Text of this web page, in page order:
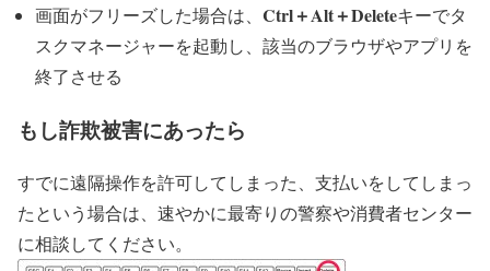
画面がフリーズした場合は、 Ctrl＋Alt＋Deleteキーでタ
スクマネージャーを起動し、該当のブラウザやアプリを
終了させる
もし詐欺被害にあったら
すでに遠隔操作を許可してしまった、支払いをしてしまっ
たという場合は、速やかに最寄りの警察や消費者センター
に相談してください。